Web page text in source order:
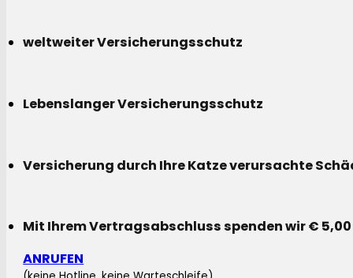
weltweiter Versicherungsschutz
Lebenslanger Versicherungsschutz
Versicherung durch Ihre Katze verursachte
Mit Ihrem Vertragsabschluss spenden wir €
ANRUFEN